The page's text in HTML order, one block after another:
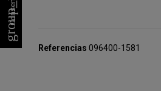
Referencias 096400-1581